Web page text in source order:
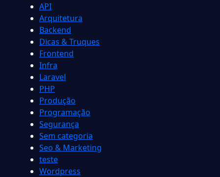
API
Arquitetura
Backend
Dicas & Truques
Frontend
Infra
Laravel
PHP
Produção
Programação
Segurança
Sem categoria
Seo & Marketing
teste
Wordpress